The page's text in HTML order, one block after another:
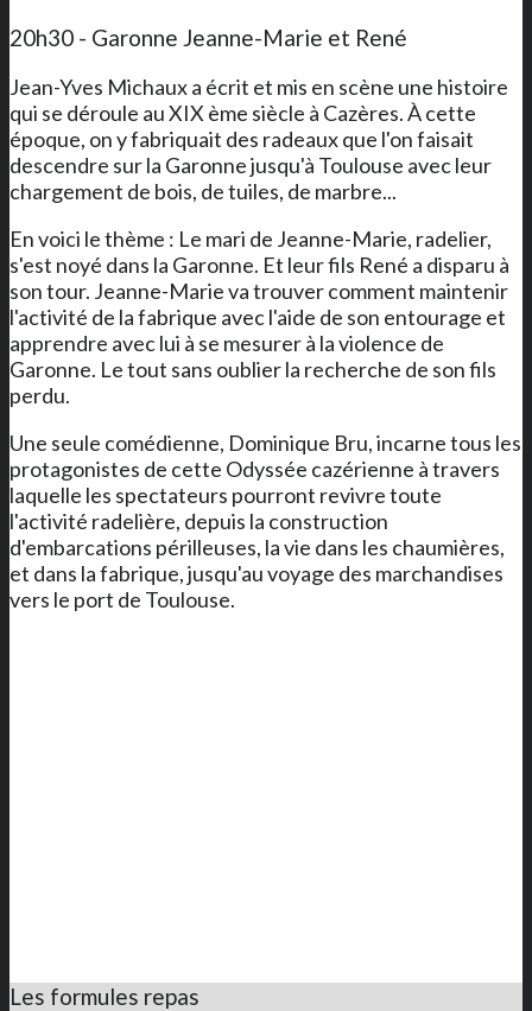
20h30 - Garonne Jeanne-Marie et René
Jean-Yves Michaux a écrit et mis en scène une histoire
qui se déroule au XIX ème siècle à Cazères. À cette
époque, on y fabriquait des radeaux que l'on faisait
descendre sur la Garonne jusqu'à Toulouse avec leur
chargement de bois, de tuiles, de marbre...
En voici le thème : Le mari de Jeanne-Marie, radelier,
s'est noyé dans la Garonne. Et leur fils René a disparu à
son tour. Jeanne-Marie va trouver comment maintenir
l'activité de la fabrique avec l'aide de son entourage et
apprendre avec lui à se mesurer à la violence de
Garonne. Le tout sans oublier la recherche de son fils
perdu.
Une seule comédienne, Dominique Bru, incarne tous les
protagonistes de cette Odyssée cazérienne à travers
laquelle les spectateurs pourront revivre toute
l'activité radelière, depuis la construction
d'embarcations périlleuses, la vie dans les chaumières,
et dans la fabrique, jusqu'au voyage des marchandises
vers le port de Toulouse.
Les formules repas